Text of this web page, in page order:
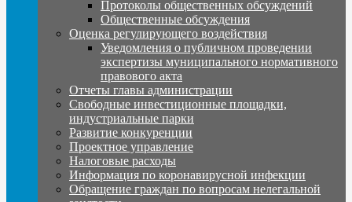
Протоколы общественных обсуждений
Общественные обсуждения
Оценка регулирующего воздействия
Уведомления о публичном проведении
экспертизы муниципального нормативного
правового акта
Отчеты главы администрации
Свободные инвестиционные площадки,
индустриальные парки
Развитие конкуренции
Проектное управление
Налоговые расходы
Информация по коронавирусной инфекции
Обращение граждан по вопросам нелегальной